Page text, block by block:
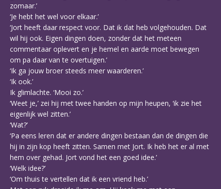
zomaar.’
‘Je hebt het wel voor elkaar.’
‘Jort heeft daar respect voor. Dat ik dat heb volgehouden. Dat
wil hij ook. Eigen dingen doen, zonder dat het meteen
commentaar oplevert en je hemel en aarde moet bewegen
om pa daar van te overtuigen.’
‘Ik ga jouw broer steeds meer waarderen.’
‘Ik ook.’
Ik glimlachte. ‘Mooi zo.’
‘Weet je,’ zei hij met twee handen op mijn heupen, ‘ik zie het
eigenlijk wel zitten.’
‘Wat?’
‘Pa eens leren dat er andere dingen bestaan dan de dingen die
hij in zijn kop heeft zitten. Samen met Jort. Ik heb het er al met
hem over gehad. Jort vond het een goed idee.’
‘Welk idee?’
‘Om thuis te vertellen dat ik een vriend heb.’